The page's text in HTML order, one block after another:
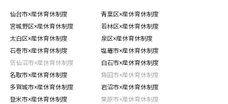
仙台市×産休育休制度
青葉区×産休育休制度
宮城野区×産休育休制度
若林区×産休育休制度
太白区×産休育休制度
泉区×産休育休制度
石巻市×産休育休制度
塩竈市×産休育休制度
気仙沼市×産休育休制度
白石市×産休育休制度
名取市×産休育休制度
角田市×産休育休制度
多賀城市×産休育休制度
岩沼市×産休育休制度
登米市×産休育休制度
栗原市×産休育休制度